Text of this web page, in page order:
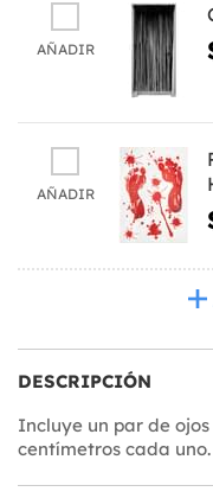
AÑADIR
AÑADIR
DESCRIPCIÓN
Incluye un par de
centímetros cada uno.